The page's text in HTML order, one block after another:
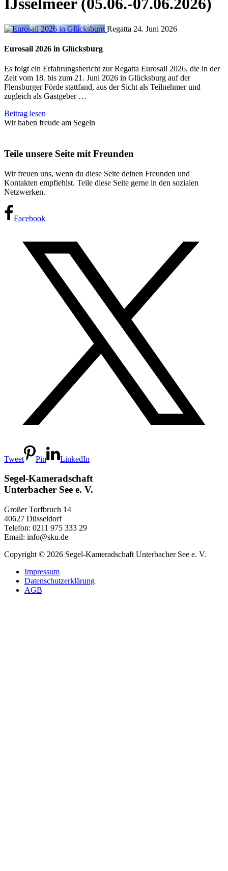
IJsselmeer (05.06.-07.06.2026)
Regatta 24. Juni 2026
Eurosail 2026 in Glücksburg
Es folgt ein Erfahrungsbericht zur Regatta Eurosail 2026, die in der
Zeit vom 18. bis zum 21. Juni 2026 in Glücksburg auf der
Flensburger Förde stattfand, aus der Sicht als Teilnehmer und
zugleich als Gastgeber …
Beitrag lesen
Wir haben freude am Segeln
Teile unsere Seite mit Freunden
Wir freuen uns, wenn du diese Seite deinen Freunden und
Kontakten empfiehlst. Teile diese Seite gerne in den sozialen
Netzwerken.
Facebook
Tweet Pin LinkedIn
Segel-Kameradschaft
Unterbacher See e. V.
Großer Torfbruch 14
40627 Düsseldorf
Telefon: 0211 975 333 29
Email: info@sku.de
Copyright © 2026 Segel-Kameradschaft Unterbacher See e. V.
Impressum
Datenschutzerklärung
AGB